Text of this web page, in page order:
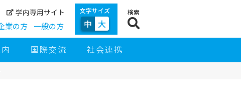
学内専用サイト
業の方 一般の方
文字サイズ
中 大
検索
国際交流 社会連携